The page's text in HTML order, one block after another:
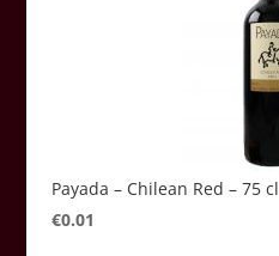
Payada – Chilean Red – 75 cl
€0.01